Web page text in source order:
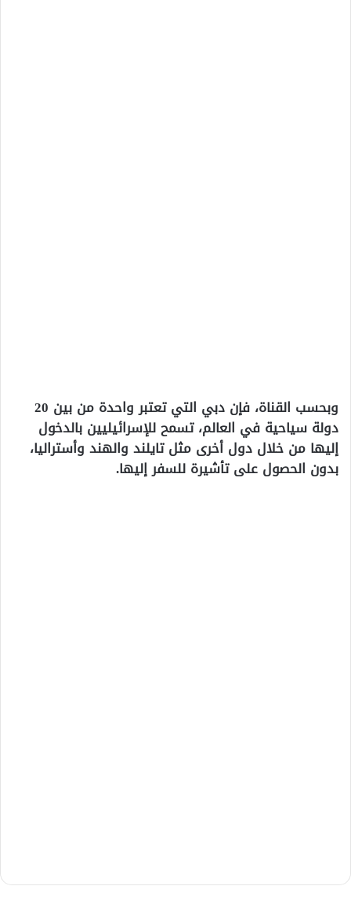
وبحسب القناة، فإن دبي التي تعتبر واحدة من بين 20
دولة سياحية في العالم، تسمح للإسرائيليين بالدخول
إليها من خلال دول أخرى مثل تايلند والهند وأستراليا،
بدون الحصول على تأشيرة للسفر إليها.